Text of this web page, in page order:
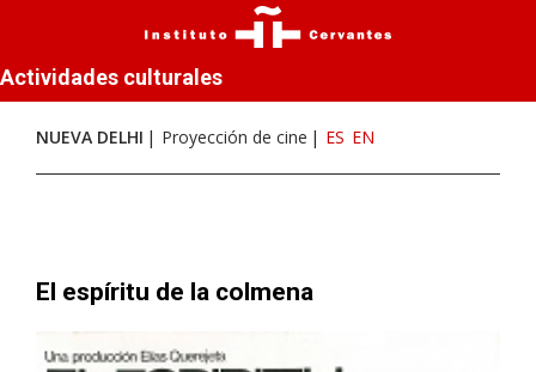
Actividades culturales
NUEVA DELHI Proyección de cine ES EN
El espíritu de la colmena